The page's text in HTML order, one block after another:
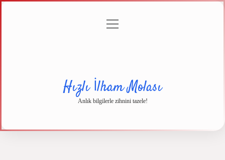
menüyü
Hızlı İlham Molası
Anlık bilgilerle zihnini tazele!